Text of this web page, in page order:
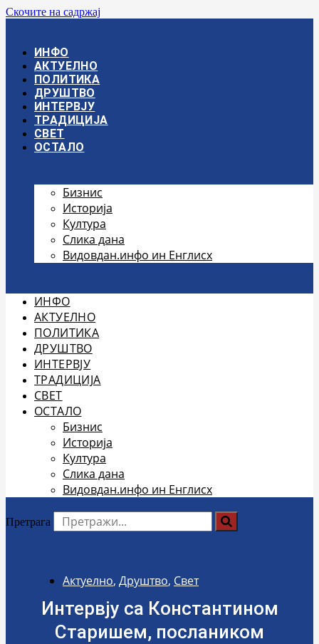
Скочите на садржај
ИНФО
АКТУЕЛНО
ПОЛИТИКА
ДРУШТВО
ИНТЕРВЈУ
ТРАДИЦИЈА
СВЕТ
ОСТАЛО
Бизнис
Историја
Култура
Слика дана
Видовдан.инфо ин Енглисх
ИНФО
АКТУЕЛНО
ПОЛИТИКА
ДРУШТВО
ИНТЕРВЈУ
ТРАДИЦИЈА
СВЕТ
ОСТАЛО
Бизнис
Историја
Култура
Слика дана
Видовдан.инфо ин Енглисх
Претрага
Актуелно, Друштво, Свет
Интервју са Константином
Старишем, послаником